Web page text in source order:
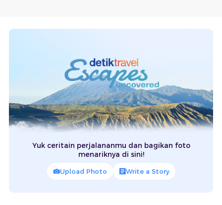
Yuk ceritain perjalananmu dan bagikan foto
menariknya di sini!
Upload Photo Write a Story